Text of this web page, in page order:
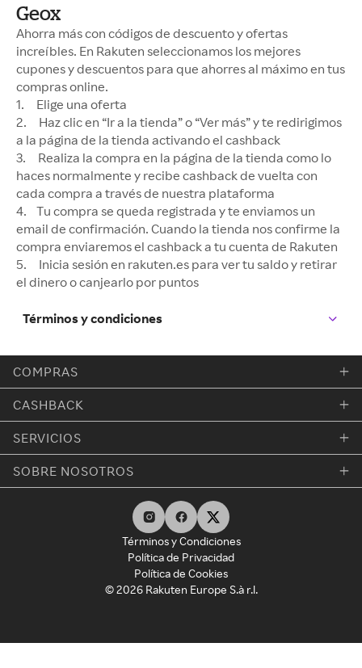
Geox
Ahorra más con códigos de descuento y ofertas
increíbles. En Rakuten seleccionamos los mejores
cupones y descuentos para que ahorres al máximo en tus
compras online.
1. Elige una oferta
2. Haz clic en “Ir a la tienda” o “Ver más” y te redirigimos
a la página de la tienda activando el cashback
3. Realiza la compra en la página de la tienda como lo
haces normalmente y recibe cashback de vuelta con
cada compra a través de nuestra plataforma
4. Tu compra se queda registrada y te enviamos un
email de confirmación. Cuando la tienda nos confirme la
compra enviaremos el cashback a tu cuenta de Rakuten
5. Inicia sesión en rakuten.es para ver tu saldo y retirar
el dinero o canjearlo por puntos
Términos y condiciones
COMPRAS
CASHBACK
SERVICIOS
SOBRE NOSOTROS
Términos y Condiciones
Política de Privacidad
Política de Cookies
© 2026 Rakuten Europe S.à r.l.